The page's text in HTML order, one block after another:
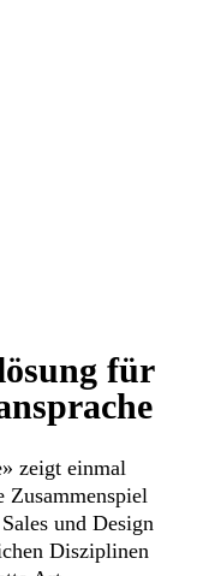
für
zeigt einmal
Zusammenspiel
und Design
Disziplinen